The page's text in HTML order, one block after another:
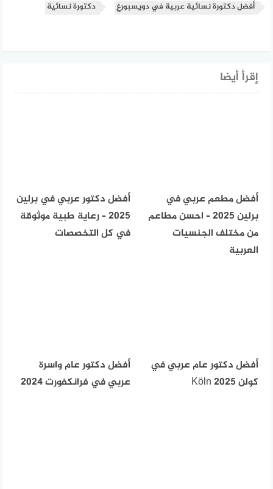
أفضل دكتورة نسائية عربية في دويسبورغ
دكتورة نسائية
إقرأ أيضا
أفضل مطعم عربي في
برلين 2025 – احسن مطاعم
من مختلف الجنسيات
العربية
أفضل دكتور عربي في برلين
2025 – رعاية طبية موثوقة
في كل التخصصات
أفضل دكتور عام عربي في
كولن Köln 2025
أفضل دكتور عام واسرة
عربي في فرانكفورت 2024